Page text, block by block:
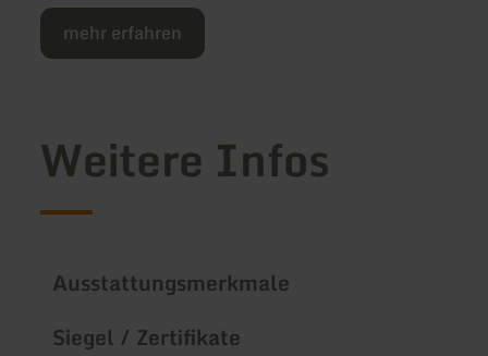
mehr erfahren
Weitere Infos
Ausstattungsmerkmale
Siegel / Zertifikate